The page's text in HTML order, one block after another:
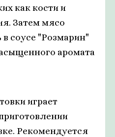
как кости и
Затем мясо
соусе "Розмарин"
аромата
играет
Рекомендуется